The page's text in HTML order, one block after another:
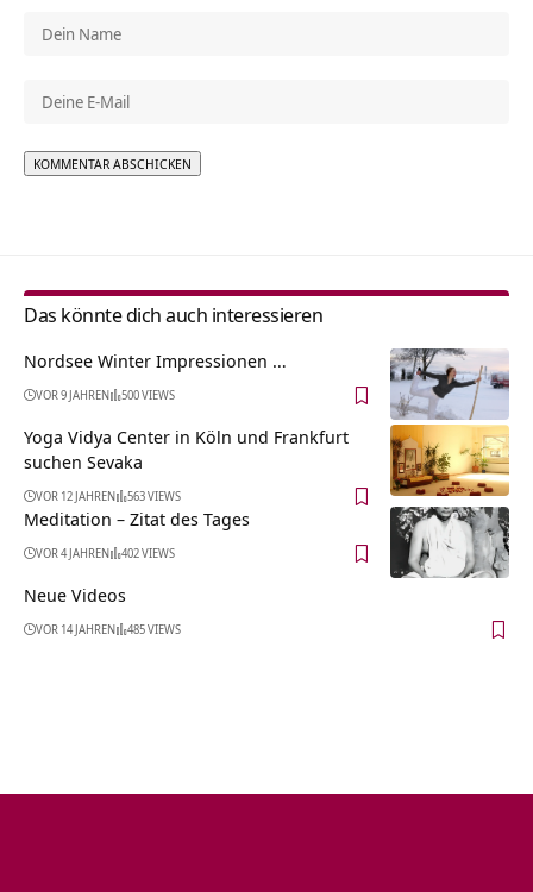
Das könnte dich auch interessieren
Nordsee Winter Impressionen …
VOR 9 JAHREN 500 VIEWS
Yoga Vidya Center in Köln und Frankfurt
suchen Sevaka
VOR 12 JAHREN 563 VIEWS
Meditation – Zitat des Tages
VOR 4 JAHREN 402 VIEWS
Neue Videos
VOR 14 JAHREN 485 VIEWS